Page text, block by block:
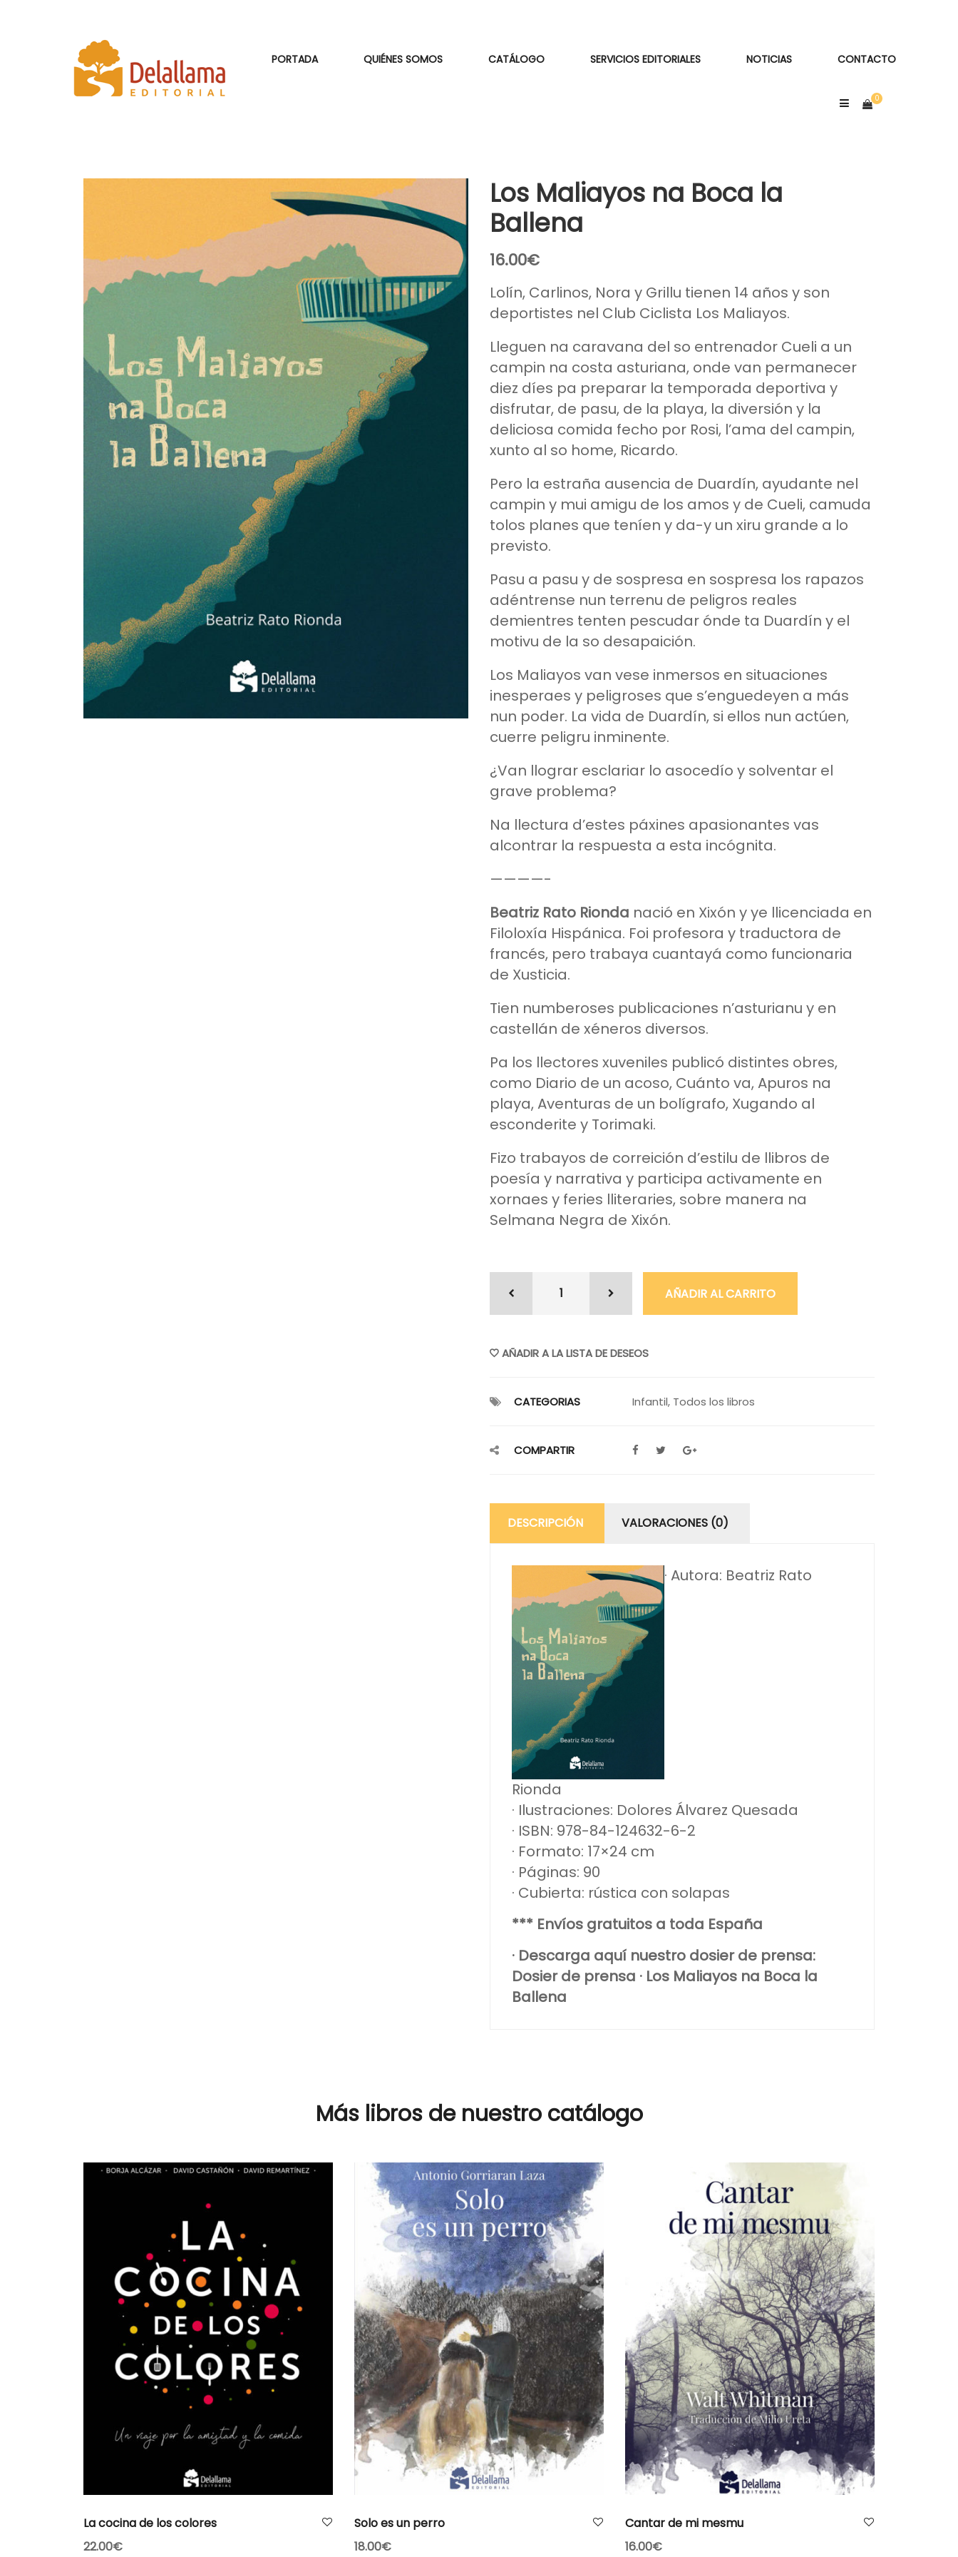
PORTADA QUIÉNES SOMOS CATÁLOGO SERVICIOS EDITORIALES NOTICIAS CONTACTO
Los Maliayos na Boca la
Ballena
16.00€
Lolín, Carlinos, Nora y Grillu tienen 14 años y son
deportistes nel Club Ciclista Los Maliayos.
Lleguen na caravana del so entrenador Cueli a un
campin na costa asturiana, onde van permanecer
diez díes pa preparar la temporada deportiva y
disfrutar, de pasu, de la playa, la diversión y la
deliciosa comida fecho por Rosi, l’ama del campin,
xunto al so home, Ricardo.
Pero la estraña ausencia de Duardín, ayudante nel
campin y mui amigu de los amos y de Cueli, camuda
tolos planes que teníen y da-y un xiru grande a lo
previsto.
Pasu a pasu y de sospresa en sospresa los rapazos
adéntrense nun terrenu de peligros reales
demientres tenten pescudar ónde ta Duardín y el
motivu de la so desapaición.
Los Maliayos van vese inmersos en situaciones
inesperaes y peligroses que s’enguedeyen a más
nun poder. La vida de Duardín, si ellos nun actúen,
cuerre peligru inminente.
¿Van llograr esclariar lo asocedío y solventar el
grave problema?
Na llectura d’estes páxines apasionantes vas
alcontrar la respuesta a esta incógnita.
————-
Beatriz Rato Rionda nació en Xixón y ye llicenciada en
Filoloxía Hispánica. Foi profesora y traductora de
francés, pero trabaya cuantayá como funcionaria
de Xusticia.
Tien numberoses publicaciones n’asturianu y en
castellán de xéneros diversos.
Pa los llectores xuveniles publicó distintes obres,
como Diario de un acoso, Cuánto va, Apuros na
playa, Aventuras de un bolígrafo, Xugando al
esconderite y Torimaki.
Fizo trabayos de correición d’estilu de llibros de
poesía y narrativa y participa activamente en
xornaes y feries lliteraries, sobre manera na
Selmana Negra de Xixón.
AÑADIR AL CARRITO
AÑADIR A LA LISTA DE DESEOS
CATEGORIAS Infantil, Todos los libros
COMPARTIR
DESCRIPCIÓN VALORACIONES (0)
· Autora: Beatriz Rato
Rionda
· Ilustraciones: Dolores Álvarez Quesada
· ISBN: 978-84-124632-6-2
· Formato: 17×24 cm
· Páginas: 90
· Cubierta: rústica con solapas
*** Envíos gratuitos a toda España
· Descarga aquí nuestro dosier de prensa:
Dosier de prensa · Los Maliayos na Boca la
Ballena
Más libros de nuestro catálogo
La cocina de los colores
22.00€
Solo es un perro
18.00€
Cantar de mi mesmu
16.00€